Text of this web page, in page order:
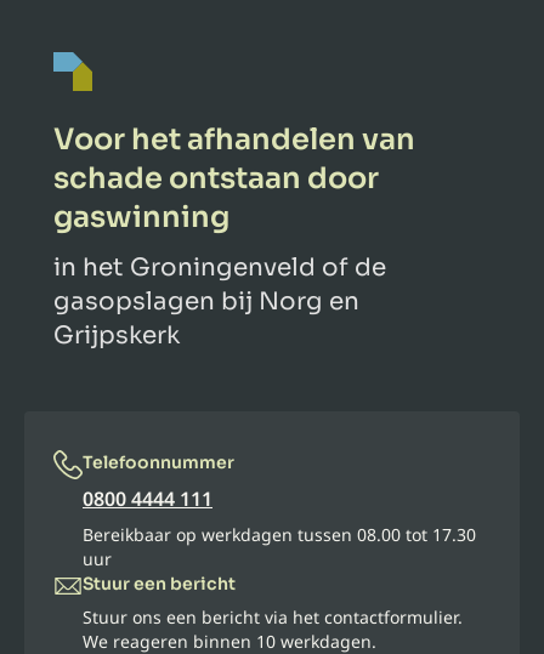
Voor het afhandelen van
schade ontstaan door
gaswinning
in het Groningenveld of de
gasopslagen bij Norg en
Grijpskerk
Telefoonnummer
0800 4444 111
Bereikbaar op werkdagen tussen 08.00 tot 17.30
uur
Stuur een bericht
Stuur ons een bericht via het contactformulier.
We reageren binnen 10 werkdagen.